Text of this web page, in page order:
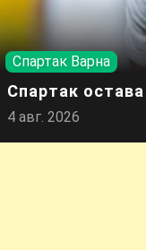
Спартак Варна
Спартак
4 авг. 2026